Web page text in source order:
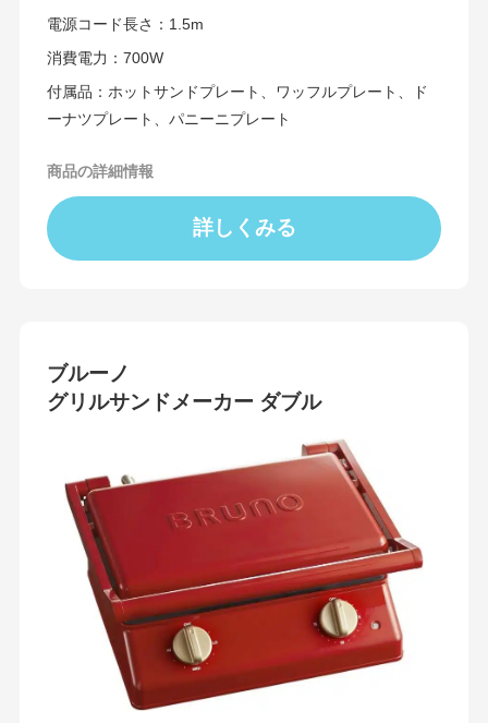
電源コード長さ：1.5m
消費電力：700W
付属品：ホットサンドプレート、ワッフルプレート、ド
ーナツプレート、パニーニプレート
商品の詳細情報
詳しくみる
ブルーノ
グリルサンドメーカー ダブル